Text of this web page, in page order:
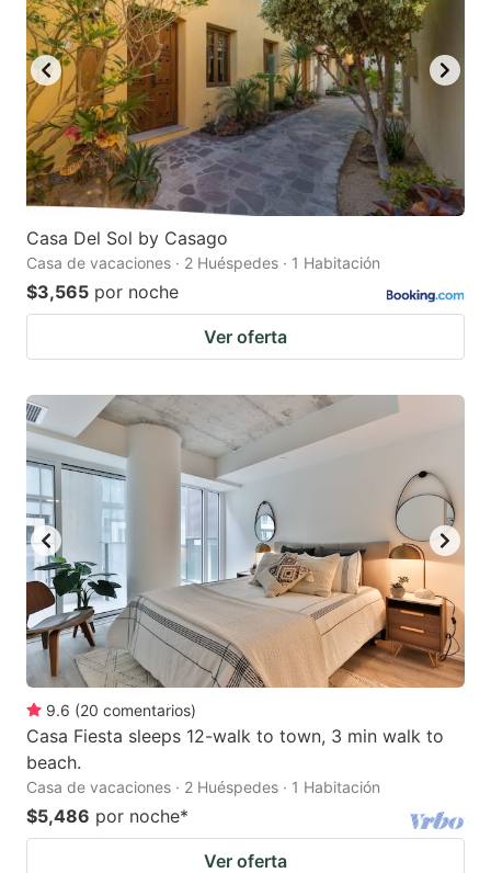
Casa Del Sol by Casago
Casa de vacaciones · 2 Huéspedes · 1 Habitación
$3,565 por noche
Ver oferta
9.6 (20 comentarios)
Casa Fiesta sleeps 12-walk to town, 3 min walk to
beach.
Casa de vacaciones · 2 Huéspedes · 1 Habitación
$5,486 por noche*
Ver oferta